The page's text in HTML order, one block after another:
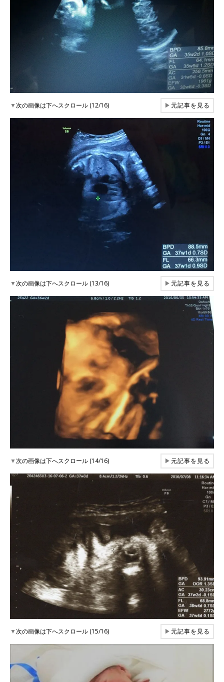
▼次の画像は下へスクロール (12/16) ▶元記事を見る
▼次の画像は下へスクロール (13/16) ▶元記事を見る
▼次の画像は下へスクロール (14/16) ▶元記事を見る
▼次の画像は下へスクロール (15/16) ▶元記事を見る